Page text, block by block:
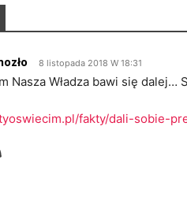
8 listopada 2018 W 18:31
Nasza Władza bawi się dalej…
fakty/dali-sobie-